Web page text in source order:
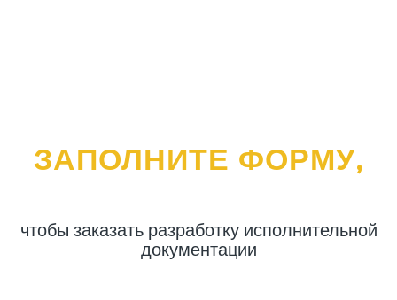
ЗАПОЛНИТЕ ФОРМУ,
чтобы заказать разработку исполнительной
документации